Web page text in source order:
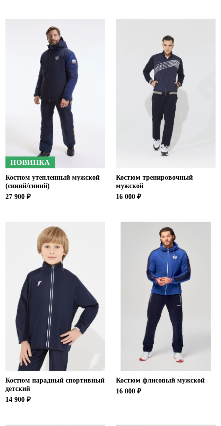
НОВИНКА
Костюм утепленный мужской
(синий/синий)
27 900 ₽
Костюм тренировочный
мужской
16 000 ₽
Костюм парадный спортивный
детский
14 900 ₽
Костюм флисовый мужской
16 000 ₽